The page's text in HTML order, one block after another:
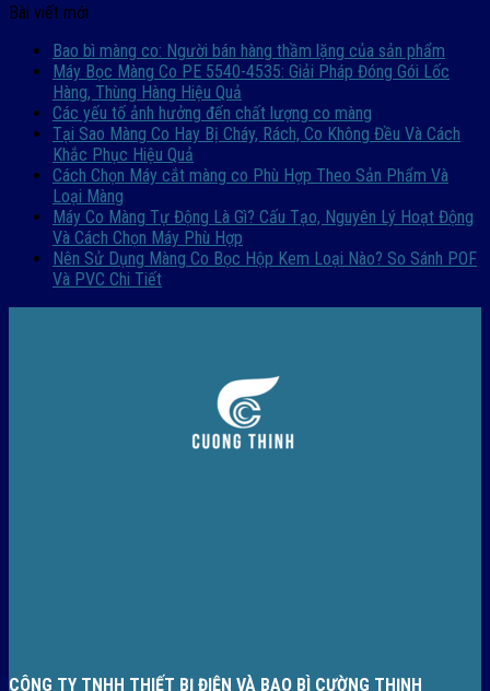
Bài viết mới
Bao bì màng co: Người bán hàng thầm lặng của sản phẩm
Máy Bọc Màng Co PE 5540-4535: Giải Pháp Đóng Gói Lốc
Hàng, Thùng Hàng Hiệu Quả
Các yếu tố ảnh hưởng đến chất lượng co màng
Tại Sao Màng Co Hay Bị Cháy, Rách, Co Không Đều Và Cách
Khắc Phục Hiệu Quả
Cách Chọn Máy cắt màng co Phù Hợp Theo Sản Phẩm Và
Loại Màng
Máy Co Màng Tự Động Là Gì? Cấu Tạo, Nguyên Lý Hoạt Động
Và Cách Chọn Máy Phù Hợp
Nên Sử Dụng Màng Co Bọc Hộp Kem Loại Nào? So Sánh POF
Và PVC Chi Tiết
CÔNG TY TNHH THIẾT BỊ ĐIỆN VÀ BAO BÌ CƯỜNG THỊNH